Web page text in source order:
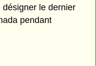
le dernier
pendant